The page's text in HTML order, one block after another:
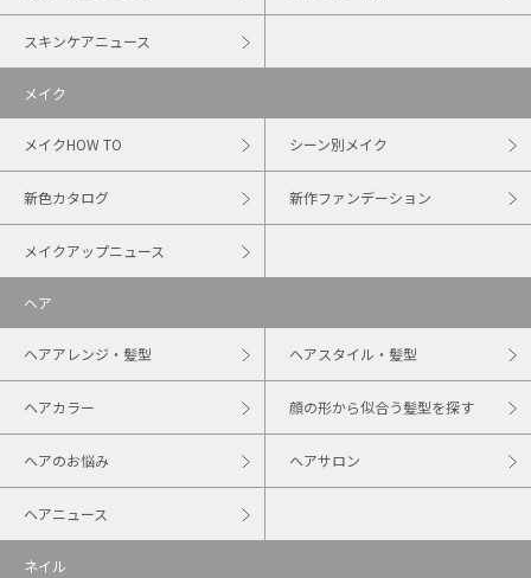
スキンケアニュース
メイク
メイクHOW TO シーン別メイク
新色カタログ 新作ファンデーション
メイクアップニュース
ヘア
ヘアアレンジ・髪型 ヘアスタイル・髪型
ヘアカラー 顔の形から似合う髪型を探す
ヘアのお悩み ヘアサロン
ヘアニュース
ネイル